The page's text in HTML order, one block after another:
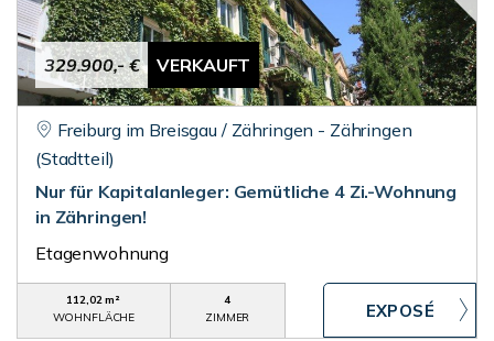
329.900,- € VERKAUFT
Freiburg im Breisgau / Zähringen - Zähringen
(Stadtteil)
Nur für Kapitalanleger: Gemütliche 4 Zi.-Wohnung
in Zähringen!
Etagenwohnung
112,02 m²
WOHNFLÄCHE
4
ZIMMER